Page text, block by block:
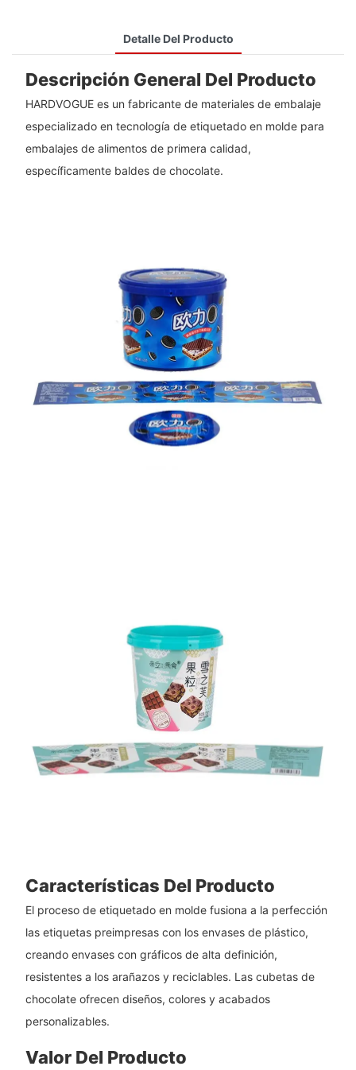
Detalle Del Producto
Descripción General Del Producto
HARDVOGUE es un fabricante de materiales de embalaje
especializado en tecnología de etiquetado en molde para
embalajes de alimentos de primera calidad,
específicamente baldes de chocolate.
Características Del Producto
El proceso de etiquetado en molde fusiona a la perfección
las etiquetas preimpresas con los envases de plástico,
creando envases con gráficos de alta definición,
resistentes a los arañazos y reciclables. Las cubetas de
chocolate ofrecen diseños, colores y acabados
personalizables.
Valor Del Producto